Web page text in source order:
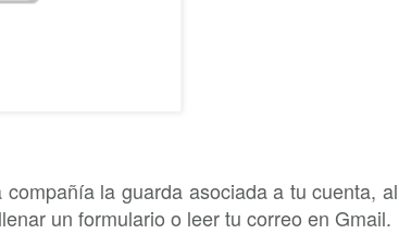
la guarda asociada a tu cuenta, al
un formulario o leer tu correo en Gmail.